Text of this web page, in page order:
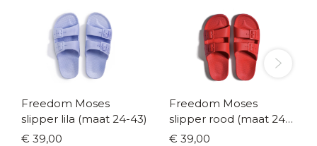
Freedom Moses
slipper lila (maat 24-43)
€ 39,00
Freedom Moses
slipper rood (maat 24-
43)
€ 39,00